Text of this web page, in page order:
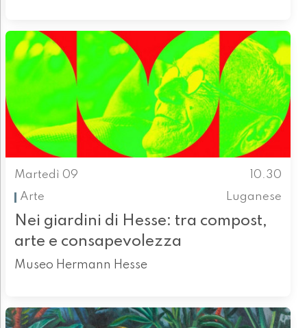
Martedì 09
10.30
Arte
Luganese
Nei giardini di Hesse: tra compost,
arte e consapevolezza
Museo Hermann Hesse